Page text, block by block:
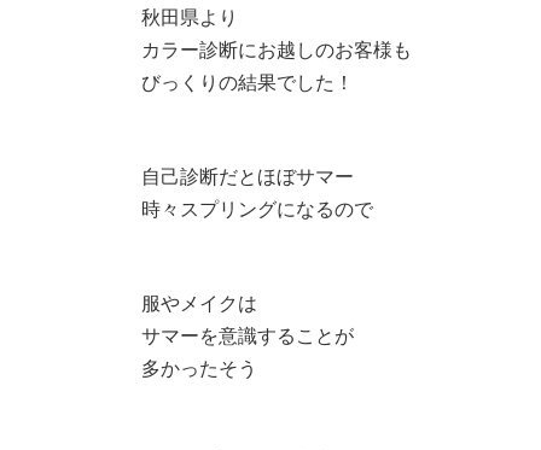
秋田県より
カラー診断にお越しのお客様も
びっくりの結果でした！
自己診断だとほぼサマー
時々スプリングになるので
服やメイクは
サマーを意識することが
多かったそう